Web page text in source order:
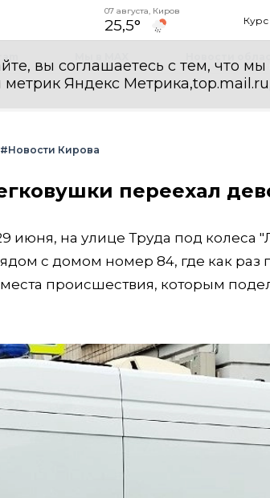
07 августа, Киров
25,5°
вы соглашаетесь с тем, что
Яндекс
#Новости Кирова
переехал
июня, на улице Труда под колеса
с домом номер 84, где как раз
происшествия, которым